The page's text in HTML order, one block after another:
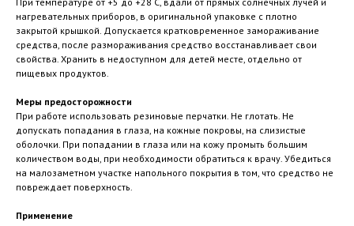
нагревательных приборов, в оригинальной упаковке с плотно
закрытой крышкой. Допускается кратковременное замораживание
средства, после размораживания средство восстанавливает свои
свойства. Хранить в недоступном для детей месте, отдельно от
пищевых продуктов.
Меры предосторожности
При работе использовать резиновые перчатки. Не глотать. Не
допускать попадания в глаза, на кожные покровы, на слизистые
оболочки. При попадании в глаза или на кожу промыть большим
количеством воды, при необходимости обратиться к врачу. Убедиться
на малозаметном участке напольного покрытия в том, что средство не
повреждает поверхность.
Применение